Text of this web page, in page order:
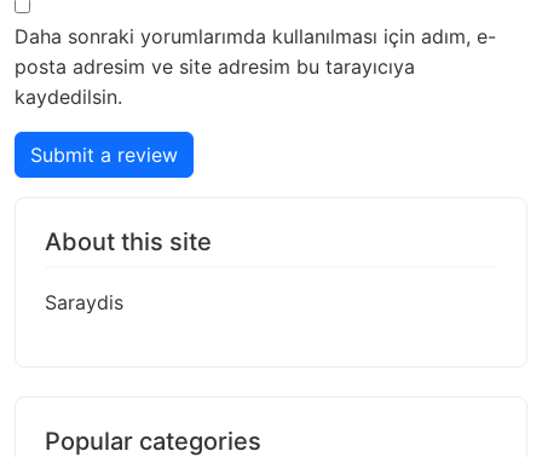
Daha sonraki yorumlarımda kullanılması için adım, e-
posta adresim ve site adresim bu tarayıcıya
kaydedilsin.
Submit a review
About this site
Saraydis
Popular categories